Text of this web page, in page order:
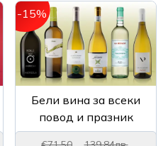
-15%
Бели вина за всеки
повод и празник